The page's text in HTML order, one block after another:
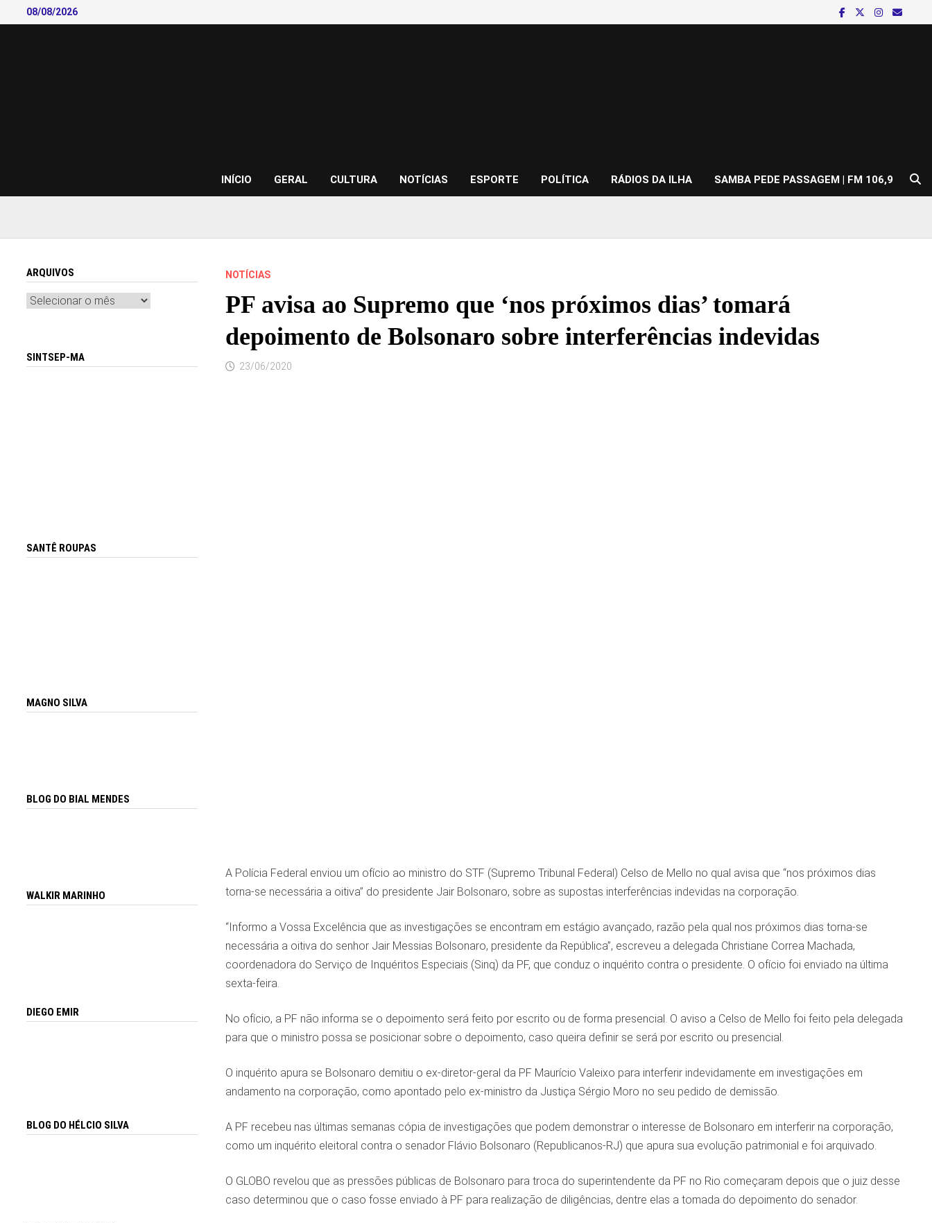
to
08/08/2026
INÍCIO GERAL CULTURA NOTÍCIAS ESPORTE POLÍTICA RÁDIOS DA ILHA SAMBA PEDE PASSAGEM | FM 106,9
NOTÍCIAS
PF avisa ao Supremo que ‘nos próximos dias’ tomará
depoimento de Bolsonaro sobre interferências indevidas
23/06/2020
A Polícia Federal enviou um ofício ao ministro do STF (Supremo Tribunal Federal) Celso de Mello no qual avisa que “nos próximos dias
torna-se necessária a oitiva” do presidente Jair Bolsonaro, sobre as supostas interferências indevidas na corporação.
“Informo a Vossa Excelência que as investigações se encontram em estágio avançado, razão pela qual nos próximos dias torna-se
necessária a oitiva do senhor Jair Messias Bolsonaro, presidente da República”, escreveu a delegada Christiane Correa Machada,
coordenadora do Serviço de Inquéritos Especiais (Sinq) da PF, que conduz o inquérito contra o presidente. O ofício foi enviado na última
sexta-feira.
No ofício, a PF não informa se o depoimento será feito por escrito ou de forma presencial. O aviso a Celso de Mello foi feito pela delegada
para que o ministro possa se posicionar sobre o depoimento, caso queira definir se será por escrito ou presencial.
O inquérito apura se Bolsonaro demitiu o ex-diretor-geral da PF Maurício Valeixo para interferir indevidamente em investigações em
andamento na corporação, como apontado pelo ex-ministro da Justiça Sérgio Moro no seu pedido de demissão.
A PF recebeu nas últimas semanas cópia de investigações que podem demonstrar o interesse de Bolsonaro em interferir na corporação,
como um inquérito eleitoral contra o senador Flávio Bolsonaro (Republicanos-RJ) que apura sua evolução patrimonial e foi arquivado.
O GLOBO revelou que as pressões públicas de Bolsonaro para troca do superintendente da PF no Rio começaram depois que o juiz desse
caso determinou que o caso fosse enviado à PF para realização de diligências, dentre elas a tomada do depoimento do senador.
ARQUIVOS
Arquivos
SINTSEP-MA
SANTÊ ROUPAS
MAGNO SILVA
BLOG DO BIAL MENDES
WALKIR MARINHO
DIEGO EMIR
BLOG DO HÉLCIO SILVA